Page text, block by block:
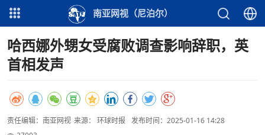
南亚网视（尼泊尔）
哈西娜外甥女受腐败调查影响辞职，英
首相发声
责任编辑：南亚网视 来源： 环球时报
发布时间：2025-01-16 14:28